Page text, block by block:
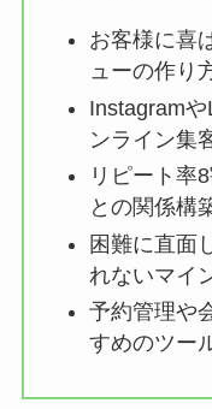
お客様に喜
ューの作り
Instagram
ンライン集
リピート率
との関係構
困難に直面
れないマイ
予約管理や
すめのツー